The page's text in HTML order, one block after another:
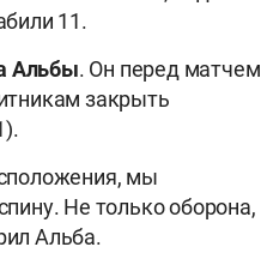
11.
Альбы. Он перед матчем
закрыть
мы
Не только оборона,
Альба.